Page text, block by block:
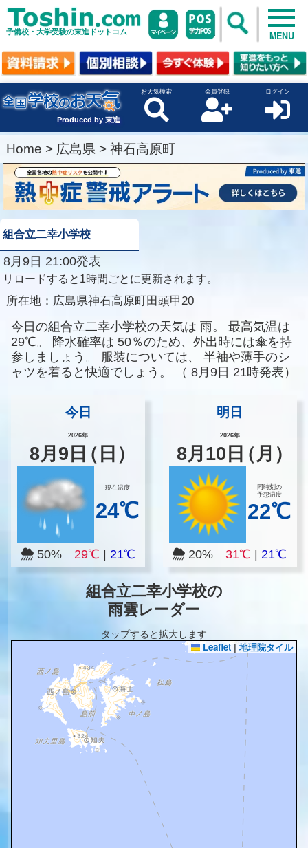
予備校・大学受験の東進ドットコム MENU
Produced by 東進
お天気検索 会員登録 ログイン
Home > 広島県 > 神石高原町
組合立二幸小学校
8月9日 21:00発表
リロードすると1時間ごとに更新されます。
所在地： 広島県神石高原町田頭甲20
今日の組合立二幸小学校の天気は 雨。
最高気温は
29℃。
降水確率は 50％のため、外出時には傘を持
参しましょう。
服装については、
半袖や薄手のシ
ャツを着ると快適でしょう。
（ 8月9日 21時発表）
今日
2026年
8月 9 日（日）
現在温度
24℃
50% 29℃ 21℃
明日
2026年
8月 10 日（月）
同時刻の
予想温度
22℃
20%31℃ |21℃
組合立二幸小学校の
雨雲レーダー
タップすると拡大します
Leaflet | 地理院タイル